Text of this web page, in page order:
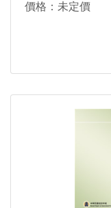
價格：未定價